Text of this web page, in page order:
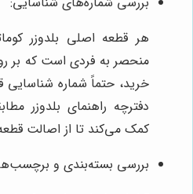
هر قطعه اصلی بلدوزر
منحصر به فردی است که بر
خرید، حتماً شماره شناسایی
دفترچه راهنمای بلدوزر
کمک می‌کند تا از اصالت
بررسی بسته‌بندی و